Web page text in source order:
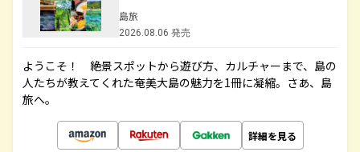
島旅
2026.08.06 発売
ようこそ！ 絶景スポットから遊び方、カルチャーまで、島の
人たちが教えてくれた奄美大島の魅力を1冊に凝縮。さあ、島
旅へ。
詳細を見る